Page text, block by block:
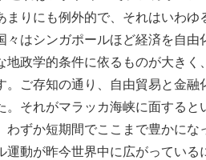
りにも例外的で、それはいわゆ
々はシンガポールほど経済を自由
政学的条件に依るものが大きく、
。ご存知の通り、自由貿易と金融
それがマラッカ海峡に面すると
わずか短期間でここまで豊かにな
動が昨今世界中に広がっている